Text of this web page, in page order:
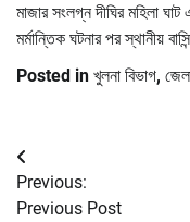
মাজার সংলগ্ন দীঘির মহিলা
মর্মান্তিক ঘটনার পর স্থানীয়
Posted in খুলনা বিভাগ,
Post
navigation
Previous:
Previous Post